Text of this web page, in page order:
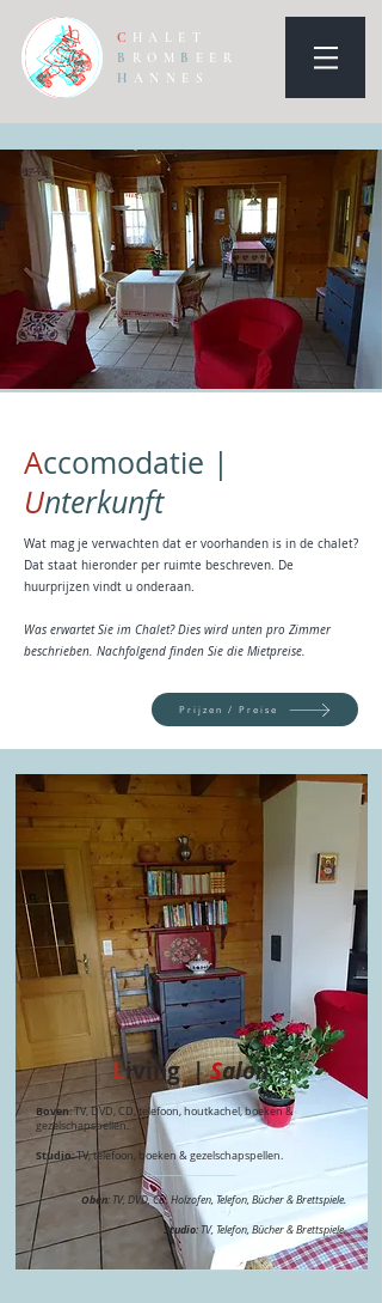
C HALET
B
ROM B
EER
H ANNES
Accomodatie |
Unterkunft
Wat mag je verwachten dat er voorhanden is in de chalet?
Dat staat hieronder per ruimte beschreven. De
huurprijzen vindt u onderaan.
Was erwartet Sie im Chalet? Dies wird unten pro Zimmer
beschrieben. Nachfolgend finden Sie die Mietpreise.
Prijzen / Preise
Living |Salon
Boven: TV, DVD, CD, telefoon, houtkachel, boeken &
gezelschapspellen.
Studio:TV, telefoon, boeken & gezelschapspellen.
___________________​
Oben: TV, DVD, CD, Holzofen, Telefon, Bücher & Brettspiele.
Studio: TV, Telefon, Bücher & Brettspiele.